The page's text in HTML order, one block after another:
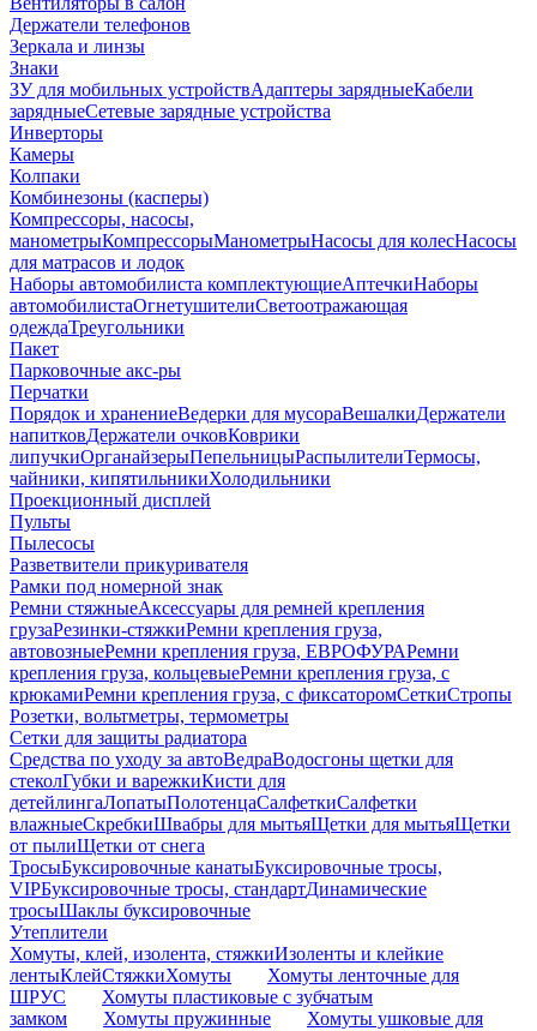
Держатели телефонов
Зеркала и линзы
Знаки
ЗУ для мобильных устройствАдаптеры зарядныеКабели
зарядныеСетевые зарядные устройства
Инверторы
Камеры
Колпаки
Комбинезоны (касперы)
Компрессоры, насосы,
манометрыКомпрессорыМанометрыНасосы для колесНасосы
для матрасов и лодок
Наборы автомобилиста комплектующиеАптечкиНаборы
автомобилистаОгнетушителиСветоотражающая
одеждаТреугольники
Пакет
Парковочные акс-ры
Перчатки
Порядок и хранениеВедерки для мусораВешалкиДержатели
напитковДержатели очковКоврики
липучкиОрганайзерыПепельницыРаспылителиТермосы,
чайники, кипятильникиХолодильники
Проекционный дисплей
Пульты
Пылесосы
Разветвители прикуривателя
Рамки под номерной знак
Ремни стяжныеАксессуары для ремней крепления
грузаРезинки-стяжкиРемни крепления груза,
автовозныеРемни крепления груза, ЕВРОФУРАРемни
крепления груза, кольцевыеРемни крепления груза, с
крюкамиРемни крепления груза, с фиксаторомСеткиСтропы
Розетки, вольтметры, термометры
Сетки для защиты радиатора
Средства по уходу за автоВедраВодосгоны щетки для
стеколГубки и варежкиКисти для
детейлингаЛопатыПолотенцаСалфеткиСалфетки
влажныеСкребкиШвабры для мытьяЩетки для мытьяЩетки
от пылиЩетки от снега
ТросыБуксировочные канатыБуксировочные тросы,
VIPБуксировочные тросы, стандартДинамические
тросыШаклы буксировочные
Утеплители
Хомуты, клей, изолента, стяжкиИзоленты и клейкие
лентыКлейСтяжкиХомуты
Хомуты ленточные для
ШРУС
Хомуты пластиковые с зубчатым
замком
Хомуты пружинные
Хомуты ушковые для